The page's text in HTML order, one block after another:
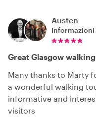
Austen
Informazioni
Great Glasgow
Many thanks to Marty
a wonderful walking
informative and
visitors